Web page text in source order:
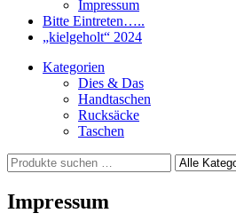
Impressum
Bitte Eintreten…..
„kielgeholt“ 2024
Kategorien
Dies & Das
Handtaschen
Rucksäcke
Taschen
Impressum